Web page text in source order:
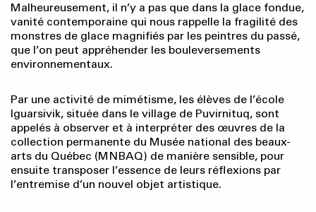
Malheureusement, il n’y a pas que dans la glace fondue,
vanité contemporaine qui nous rappelle la fragilité des
monstres de glace magnifiés par les peintres du passé,
que l’on peut appréhender les bouleversements
environnementaux.
Par une activité de mimétisme, les élèves de l’école
Iguarsivik, située dans le village de Puvirnituq, sont
appelés à observer et à interpréter des œuvres de la
collection permanente du Musée national des beaux-
arts du Québec (MNBAQ) de manière sensible, pour
ensuite transposer l’essence de leurs réflexions par
l’entremise d’un nouvel objet artistique.